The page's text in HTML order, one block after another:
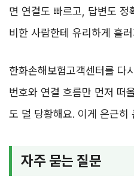
면 연결도 빠르고, 답변도 정
비한 사람한테 유리하게 흘
한화손해보험고객센터를 다
번호와 연결 흐름만 먼저 떠
도 덜 당황해요. 이게 은근히
자주 묻는 질문